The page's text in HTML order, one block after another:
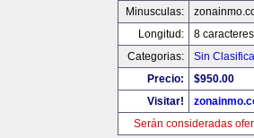
Minusculas:
Longitud:
8 caracteres
Categorias:
Sin
Precio:
$950.00
Visitar!
Serán consideradas